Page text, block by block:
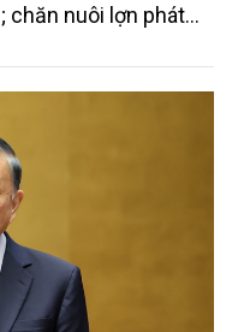
chăn nuôi lợn phát
mới và sản lượng